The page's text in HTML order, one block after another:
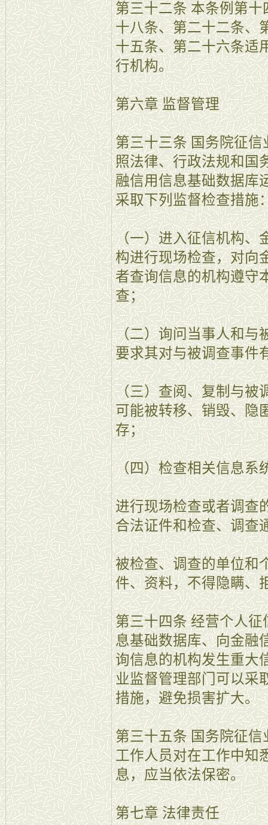
第三十二条 本条例第
十八条、第二十二条、
十五条、第二十六条适
行机构。
第六章 监督管理
第三十三条 国务院征
照法律、行政法规和国
融信用信息基础数据库
采取下列监督检查措施
（一）进入征信机构、
构进行现场检查，对向
者查询信息的机构遵守
查；
（二）询问当事人和与
要求其对与被调查事件
（三）查阅、复制与被
可能被转移、销毁、隐
存；
（四）检查相关信息系
进行现场检查或者调查
合法证件和检查、调查
被检查、调查的单位和
件、资料，不得隐瞒、
第三十四条 经营个人
息基础数据库、向金融
询信息的机构发生重大
业监督管理部门可以采
措施，避免损害扩大。
第三十五条 国务院征
工作人员对在工作中知
息，应当依法保密。
第七章 法律责任